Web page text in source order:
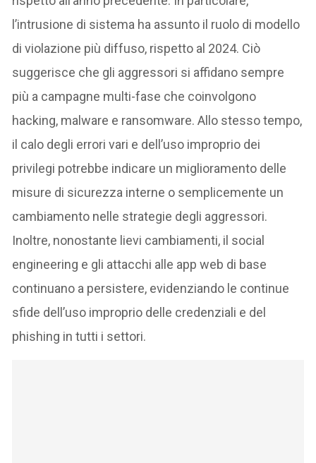
l’intrusione di sistema ha assunto il ruolo di modello
di violazione più diffuso, rispetto al 2024. Ciò
suggerisce che gli aggressori si affidano sempre
più a campagne multi-fase che coinvolgono
hacking, malware e ransomware. Allo stesso tempo,
il calo degli errori vari e dell’uso improprio dei
privilegi potrebbe indicare un miglioramento delle
misure di sicurezza interne o semplicemente un
cambiamento nelle strategie degli aggressori.
Inoltre, nonostante lievi cambiamenti, il social
engineering e gli attacchi alle app web di base
continuano a persistere, evidenziando le continue
sfide dell’uso improprio delle credenziali e del
phishing in tutti i settori.